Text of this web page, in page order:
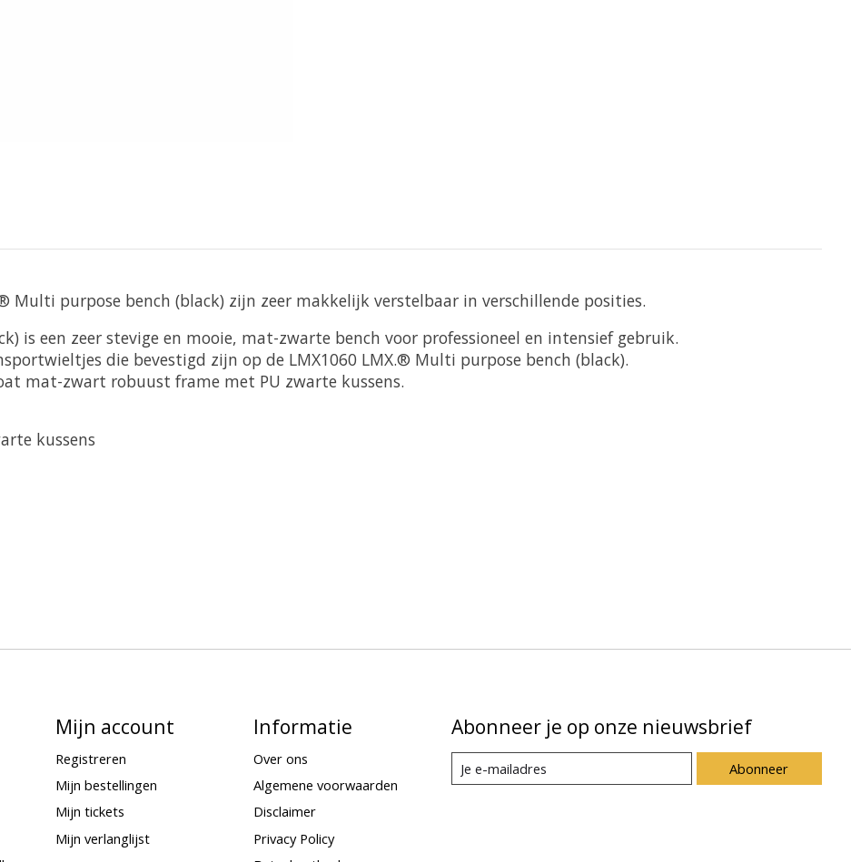
Multi purpose bench (black) zijn zeer makkelijk verstelbaar in verschillende posities.
is een zeer stevige en mooie, mat-zwarte bench voor professioneel en intensief gebruik.
die bevestigd zijn op de LMX1060 LMX.® Multi purpose bench (black).
mat-zwart robuust frame met PU zwarte kussens.
kussens
Mijn account
Registreren
Mijn bestellingen
Mijn tickets
Mijn verlanglijst
Informatie
Over ons
Algemene voorwaarden
Disclaimer
Privacy Policy
Abonneer je op onze nieuwsbrief
Abonneer